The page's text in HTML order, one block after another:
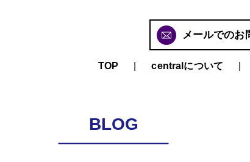
メールでのお
TOP centralについて
BLOG